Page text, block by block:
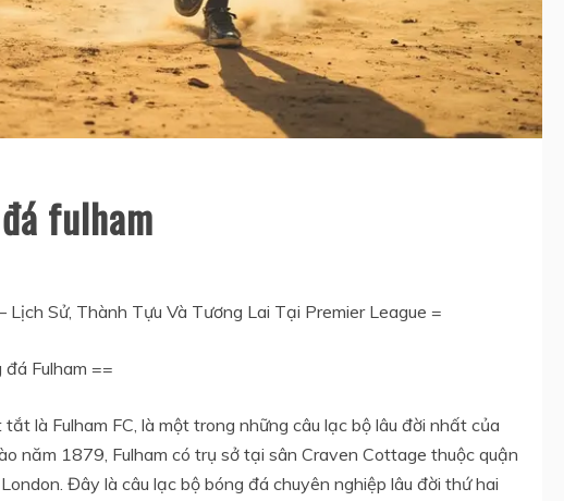
fulham
Lịch Sử, Thành Tựu Và Tương Lai Tại Premier League =
đá Fulham ==
là Fulham FC, là một trong những câu lạc bộ lâu đời nhất của
năm 1879, Fulham có trụ sở tại sân Craven Cottage thuộc quận
Đây là câu lạc bộ bóng đá chuyên nghiệp lâu đời thứ hai